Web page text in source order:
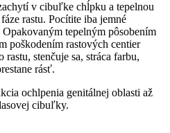
v cibuľke chĺpku a tepelnou
rastu. Pocítite iba jemné
tepelným pôsobením
poškodením rastových centier
stenčuje sa, stráca farbu,
rásť.
ochlpenia genitálnej oblasti až
cibuľky.